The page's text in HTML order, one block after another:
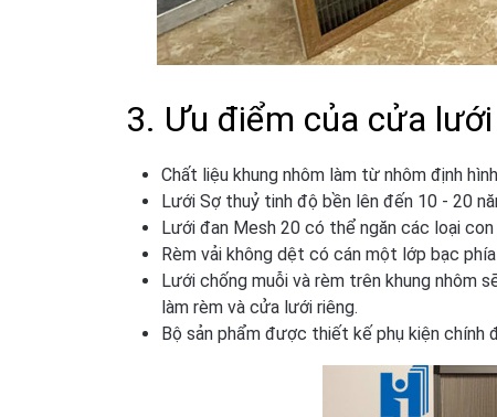
3. Ưu điểm của cửa
Chất liệu khung nhôm làm từ nhôm định
Lưới Sợ thuỷ tinh độ bền lên đến 10 - 20
Lưới đan Mesh 20 có thể ngăn các loại
Rèm vải không dệt có cán một lớp bạc
Lưới chống muỗi và rèm trên khung nhôm
làm rèm và cửa lưới riêng.
Bộ sản phẩm được thiết kế phụ kiện chính